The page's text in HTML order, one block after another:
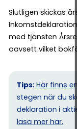
Slutligen skickas
med tjänsten
oavsett vilket
Tips: Här finns
stegen när du
deklaration i
läsa mer här.